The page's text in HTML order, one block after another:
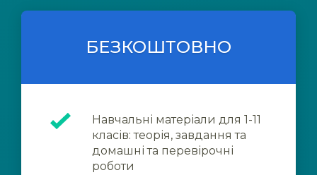
БЕЗКОШТОВНО
Навчальні матеріали для 1-11
класів: теорія, завдання та
домашні та перевірочні
роботи